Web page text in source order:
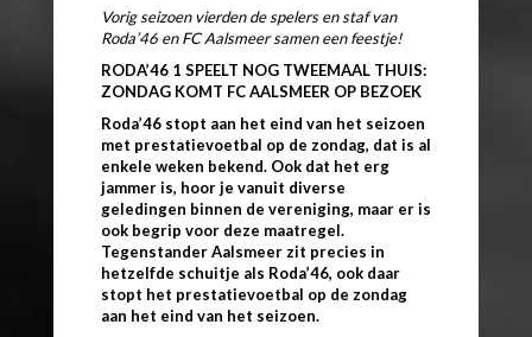
Vorig seizoen vierden de spelers en staf van
Roda’46 en FC Aalsmeer samen een feestje!
RODA’46 1 SPEELT NOG TWEEMAAL THUIS:
ZONDAG KOMT FC AALSMEER OP BEZOEK
Roda’46 stopt aan het eind van het seizoen
met prestatievoetbal op de zondag, dat is al
enkele weken bekend. Ook dat het erg
jammer is, hoor je vanuit diverse
geledingen binnen de vereniging, maar er is
ook begrip voor deze maatregel.
Tegenstander Aalsmeer zit precies in
hetzelfde schuitje als Roda’46, ook daar
stopt het prestatievoetbal op de zondag
aan het eind van het seizoen.